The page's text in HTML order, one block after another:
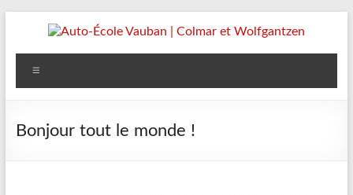
Auto-
École
Vauban
Bonjour tout le monde !